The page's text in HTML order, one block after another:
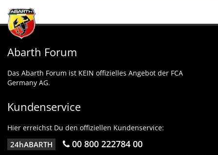
Abarth Forum
Das Abarth Forum ist KEIN offizielles Angebot der FCA
Germany AG.
Kundenservice
Hier erreichst Du den offiziellen Kundenservice:
24hABARTH 00 800 222784 00